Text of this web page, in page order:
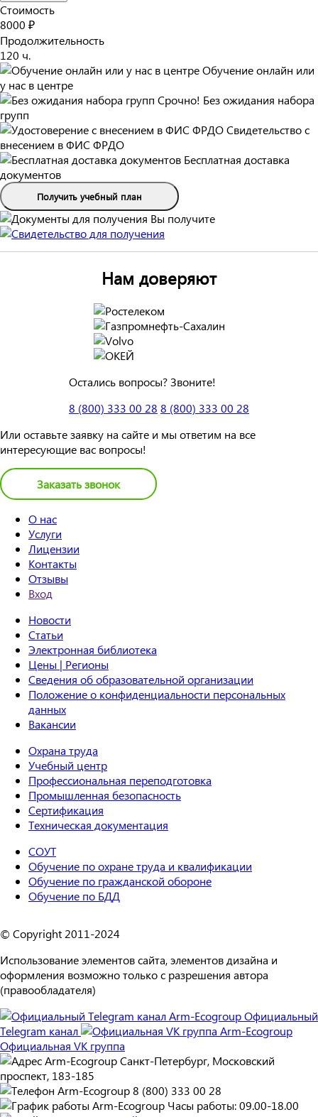
Стоимость
8000 ₽
Продолжительность
120 ч.
Обучение онлайн или
у нас в центре
Срочно! Без ожидания набора
групп
Свидетельство с
внесением в ФИС ФРДО
Бесплатная доставка
документов
Получить учебный план
Вы получите
Нам доверяют
Остались вопросы? Звоните!
8 (800) 333 00 28 8 (800) 333 00 28
Или оставьте заявку на сайте и мы ответим на все
интересующие вас вопросы!
Заказать звонок
О нас
Услуги
Лицензии
Контакты
Отзывы
Вход
Новости
Статьи
Электронная библиотека
Цены | Регионы
Сведения об образовательной организации
Положение о конфиденциальности персональных
данных
Вакансии
Охрана труда
Учебный центр
Профессиональная переподготовка
Промышленная безопасность
Сертификация
Техническая документация
СОУТ
Обучение по охране труда и квалификации
Обучение по гражданской обороне
Обучение по БДД
© Copyright 2011-2024
Использование элементов сайта, элементов дизайна и
оформления возможно только с разрешения автора
(правообладателя)
Официальный
Telegram канал
Официальная VK группа
Санкт-Петербург, Московский
проспект, 183-185
8 (800) 333 00 28
Часы работы: 09.00-18.00